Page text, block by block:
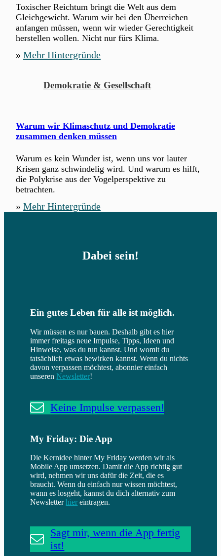
Toxischer Reichtum bringt die Welt aus dem
Gleichgewicht. Warum wir bei den Überreichen
anfangen müssen, wenn wir wieder Gerechtigkeit
herstellen wollen. Nicht nur fürs Klima.
» Mehr Hintergründe
Demokratie & Gesellschaft
Warum wir Klimaschutz und Demokratie
zusammen denken müssen
Warum es kein Wunder ist, wenn uns vor lauter
Krisen ganz schwindelig wird. Und warum es hilft,
die Polykrise aus der Vogelperspektive zu
betrachten.
» Mehr Hintergründe
Dabei sein!
Ein gutes Leben für alle ist möglich.
Wir müssen es nur bauen. Deshalb gibt es hier
immer freitags neue Impulse, Tipps, Ideen und
Hinweise, was du tun kannst. Und womit du
tatsächlich etwas bewirken kannst. Wenn du nichts
davon verpassen möchtest, abonnier einfach
unseren Newsletter!
Keine Impulse verpassen!
My Friday: Die App
Die Kernidee hinter My Friday werden wir als
Mobile App umsetzen. Damit die App richtig gut
wird, nehmen wir uns dafür die Zeit, die es
braucht. Wenn du einfach nur wissen möchtest,
wann es losgeht, kannst du dich alternativ zum
Newsletterhier eintragen.
Sagt mir, wenn die App fertig
ist!